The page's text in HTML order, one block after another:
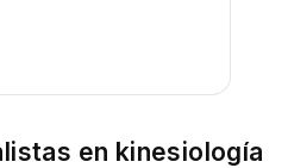
en kinesiología